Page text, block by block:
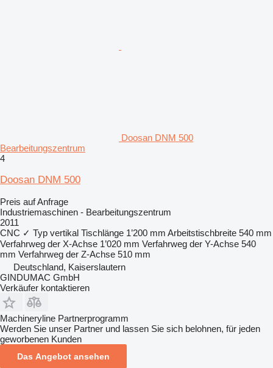
Doosan DNM 500
Bearbeitungszentrum
4
Doosan DNM 500
Preis auf Anfrage
Industriemaschinen - Bearbeitungszentrum
2011
CNC ✓ Typ vertikal Tischlänge 1’200 mm Arbeitstischbreite 540 mm
Verfahrweg der X-Achse 1’020 mm Verfahrweg der Y-Achse 540
mm Verfahrweg der Z-Achse 510 mm
Deutschland, Kaiserslautern
GINDUMAC GmbH
Verkäufer kontaktieren
Machineryline Partnerprogramm
Werden Sie unser Partner und lassen Sie sich belohnen, für jeden
geworbenen Kunden
Das Angebot ansehen